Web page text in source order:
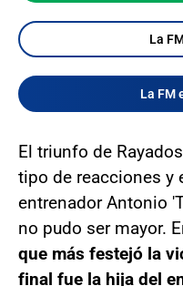
La
La FM
El triunfo de
tipo de reacciones y
entrenador Antonio
no pudo ser mayor.
que más festejó la
final fue la hija del